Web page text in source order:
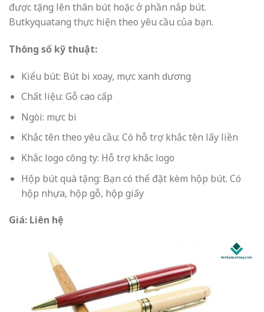
được tặng lên thân bút hoặc ở phần nắp bút.
Butkyquatang thực hiện theo yêu cầu của bạn.
Thông số kỹ thuật:
Kiểu bút: Bút bi xoay, mực xanh dương
Chất liệu: Gỗ cao cấp
Ngòi: mực bi
Khắc tên theo yêu cầu: Có hỗ trợ khắc tên lấy liền
Khắc logo công ty: Hỗ trợ khắc logo
Hộp bút quà tặng: Bạn có thể đặt kèm hộp bút. Có
hộp nhựa, hộp gỗ, hộp giấy
Giá: Liên hệ